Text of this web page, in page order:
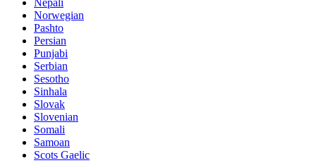
Nepali
Norwegian
Pashto
Persian
Punjabi
Serbian
Sesotho
Sinhala
Slovak
Slovenian
Somali
Samoan
Scots Gaelic